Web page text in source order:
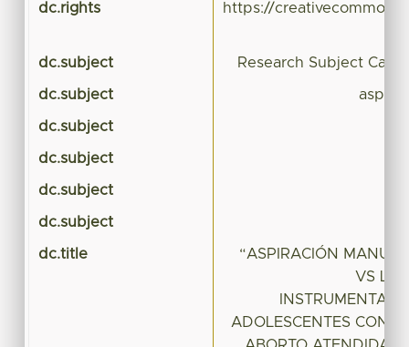
dc.rights https://
dc.subject Research Subject
dc.subject
dc.subject
dc.subject
dc.subject
dc.subject
dc.title
“ASPIRACIÓN
VS
ADOLESCENTES CON